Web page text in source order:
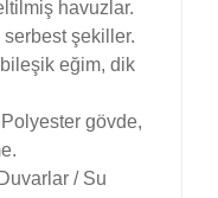
havuzlar.
şekiller.
eğim, dik
gövde,
/ Su